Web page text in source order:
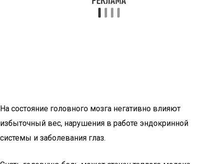
На состояние головного мозга негативно влияют
избыточный вес, нарушения в работе эндокринной
системы и заболевания глаз.